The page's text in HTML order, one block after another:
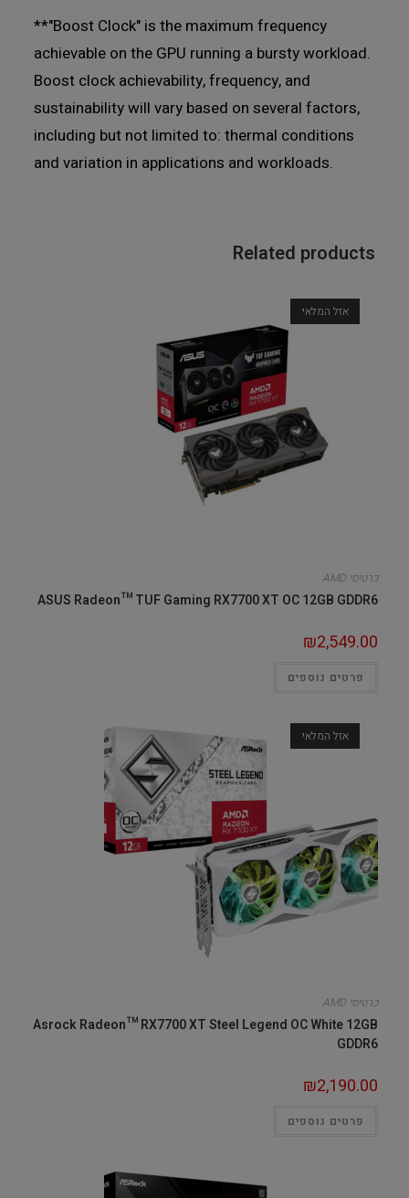
**"Boost Clock" is the maximum frequency
achievable on the GPU running a bursty workload.
Boost clock achievability, frequency, and
sustainability will vary based on several factors,
including but not limited to: thermal conditions
and variation in applications and workloads.
Related products
אזל המלאי
כרטיסי AMD
ASUS Radeon™ TUF Gaming RX7700 XT OC 12GB GDDR6
₪2,549.00
פרטים נוספים
אזל המלאי
כרטיסי AMD
Asrock Radeon™ RX7700 XT Steel Legend OC White 12GB
GDDR6
₪2,190.00
פרטים נוספים